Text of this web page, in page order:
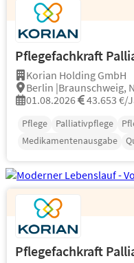
Pflegefachkraft
Korian Holding GmbH
Berlin |Braunschweig,
01.08.2026
43.653 €/
Pflege Palliativpflege
Medikamentenausgabe
Pflegefachkraft